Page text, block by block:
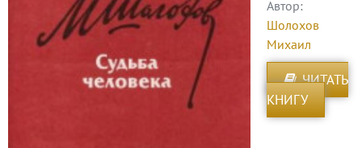
Автор:
Шолохов
Михаил
ЧИТАТЬ
КНИГУ